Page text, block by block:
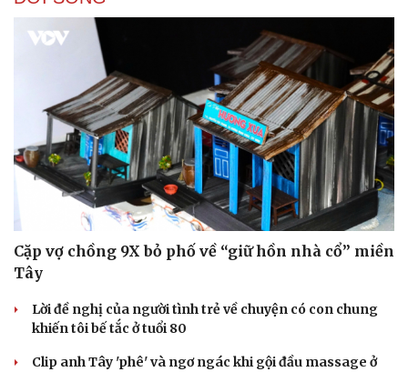
Cặp vợ chồng 9X bỏ phố về “giữ hồn nhà cổ” miền
Tây
Lời đề nghị của người tình trẻ về chuyện có con chung
khiến tôi bế tắc ở tuổi 80
Clip anh Tây 'phê' và ngơ ngác khi gội đầu massage ở